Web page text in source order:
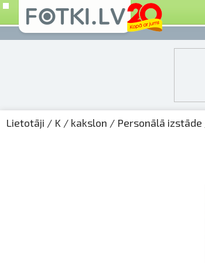
Lietotāji / K / kakslon / Personālā izstāde